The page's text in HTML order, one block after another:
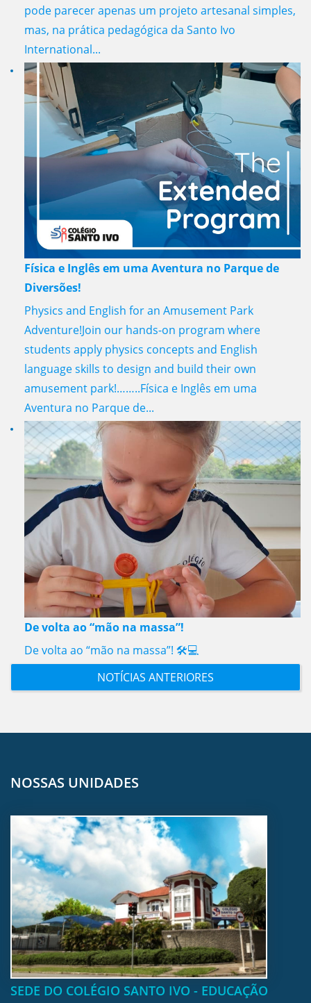
pode parecer apenas um projeto artesanal simples,
mas, na prática pedagógica da Santo Ivo
International...
Física e Inglês em uma Aventura no Parque de
Diversões!
Physics and English for an Amusement Park
Adventure!Join our hands-on program where
students apply physics concepts and English
language skills to design and build their own
amusement park!……..Física e Inglês em uma
Aventura no Parque de...
De volta ao “mão na massa”!
De volta ao “mão na massa”! 🛠️💻
NOTÍCIAS ANTERIORES
NOSSAS UNIDADES
SEDE DO COLÉGIO SANTO IVO - EDUCAÇÃO